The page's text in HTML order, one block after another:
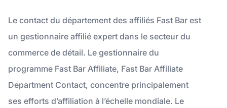
Le contact du département des affiliés Fast Bar est
un gestionnaire affilié expert dans le secteur du
commerce de détail. Le gestionnaire du
programme Fast Bar Affiliate, Fast Bar Affiliate
Department Contact, concentre principalement
ses efforts d’affiliation à l’échelle mondiale. Le